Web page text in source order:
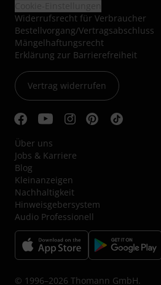
Widerrufsrecht für Verbraucher
Bestellvorgang/Vertragsabschluss
Mängelhaftungsrecht
Erklärung zur Barrierefreiheit
Vertrag widerrufen
Über uns
Jobs & Karriere
Blog
Kleinanzeigen
Nachhaltigkeit
Hinweisgebersystem
Audio Professionell
© 1996–2026 Thomann GmbH.